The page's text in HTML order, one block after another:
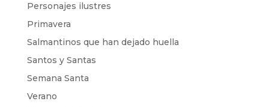
Personajes ilustres
Primavera
Salmantinos que han dejado huella
Santos y Santas
Semana Santa
Verano